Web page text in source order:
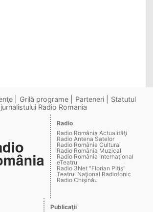
Grilă programe Parteneri
Statutul
jurnalistului Radio Romania
Radio
Radio România Actualităţi
Radio Antena Satelor
Radio România Cultural
Radio România Muzical
Radio România Internaţional
eTeatru
Radio 3Net "Florian Pitiş"
Teatrul Naţional Radiofonic
Radio Chişinău
Publicaţii